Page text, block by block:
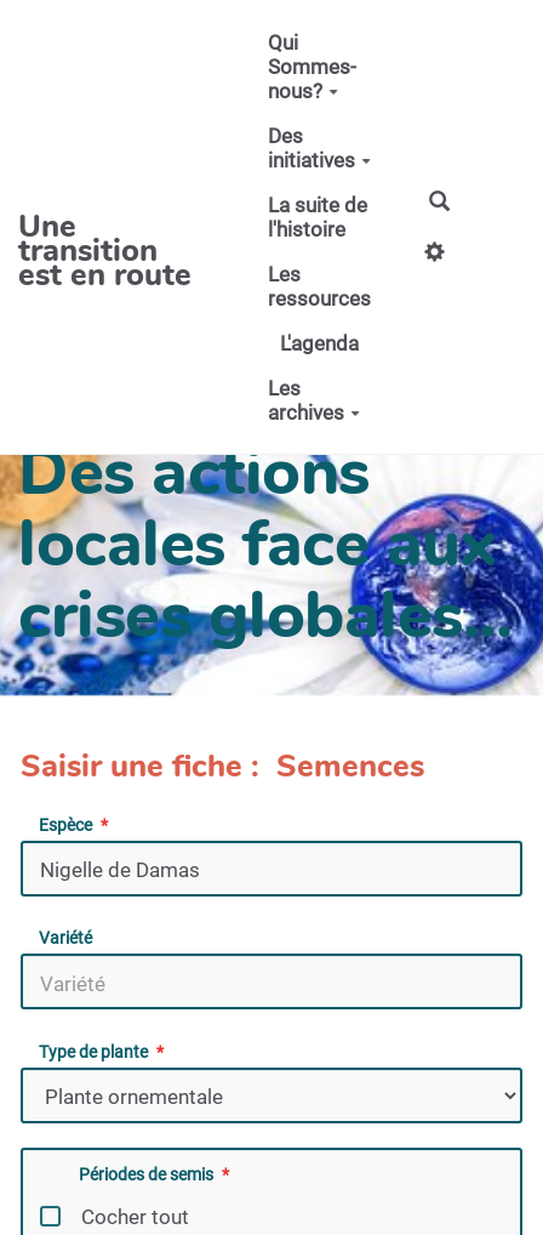
Une
transition
est en route
Qui
Sommes-
nous?
Des
initiatives
La suite de
l'histoire
Les
ressources
L'agenda
Les
archives
Des actions
locales face aux
crises globales...
Saisir une fiche : Semences
Espèce
Variété
Type de plante
Périodes de semis
Cocher tout